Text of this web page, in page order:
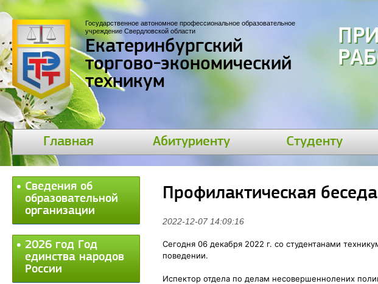
Государственное автономное профессиональное образовательное
учреждение Свердловской области
Екатеринбургский
торгово-экономический
техникум
Главная Абитуриенту Студенту
Сведения об
образовательной
организации
2026 год Год
единства народов
России
Профилактическая
2022-12-07 14:09:16
Сегодня 06 декабря 2022 г. со студентанами
поведении.
Испектор отдела по делам несовершеннолених